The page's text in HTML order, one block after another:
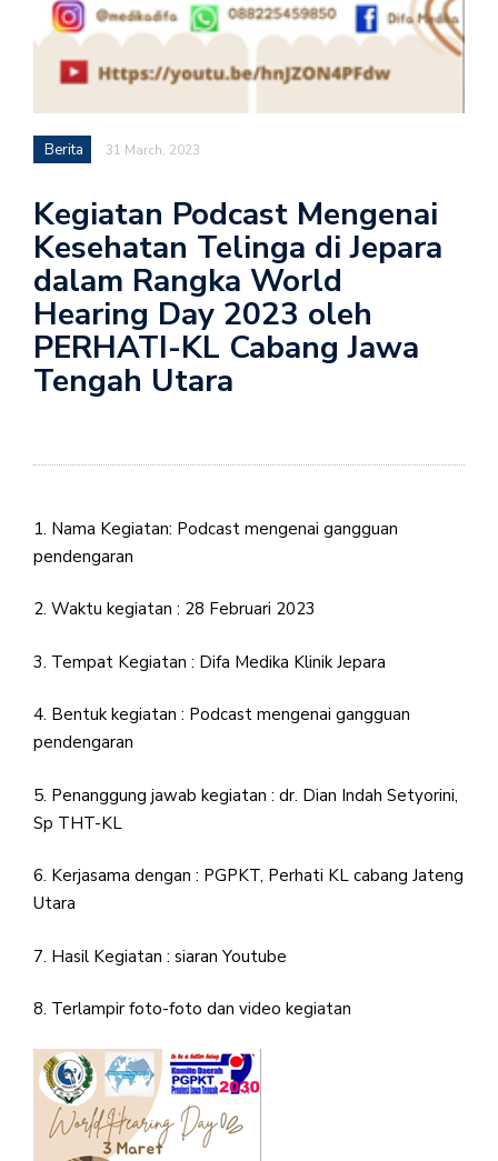
Berita 31 March, 2023
Kegiatan Podcast Mengenai
Kesehatan Telinga di Jepara
dalam Rangka World
Hearing Day 2023 oleh
PERHATI-KL Cabang Jawa
Tengah Utara
1. Nama Kegiatan: Podcast mengenai gangguan
pendengaran
2. Waktu kegiatan : 28 Februari 2023
3. Tempat Kegiatan : Difa Medika Klinik Jepara
4. Bentuk kegiatan : Podcast mengenai gangguan
pendengaran
5. Penanggung jawab kegiatan : dr. Dian Indah Setyorini,
Sp THT-KL
6. Kerjasama dengan : PGPKT, Perhati KL cabang Jateng
Utara
7. Hasil Kegiatan : siaran Youtube
8. Terlampir foto-foto dan video kegiatan